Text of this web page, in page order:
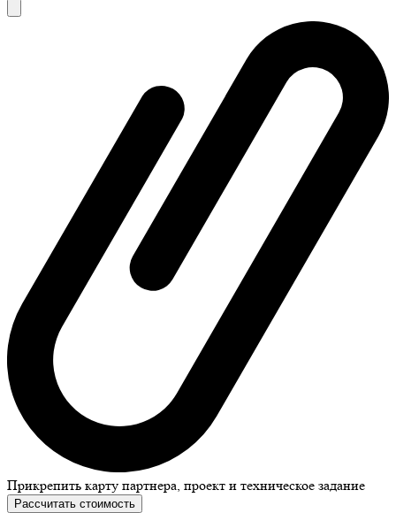
Прикрепить карту партнера, проект и техническое задание
Рассчитать стоимость